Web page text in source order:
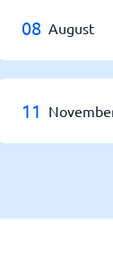
08 August
11